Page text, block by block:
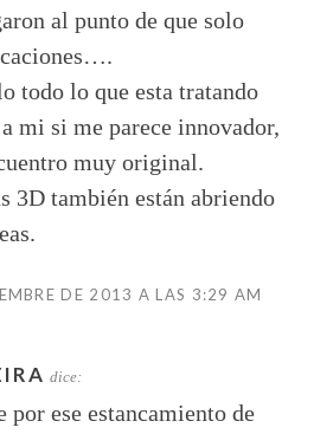
al punto de que solo
todo lo que esta tratando
mi si me parece innovador,
muy original.
3D también están abriendo
DE 2013 A LAS 3:29 AM
dice:
por ese estancamiento de